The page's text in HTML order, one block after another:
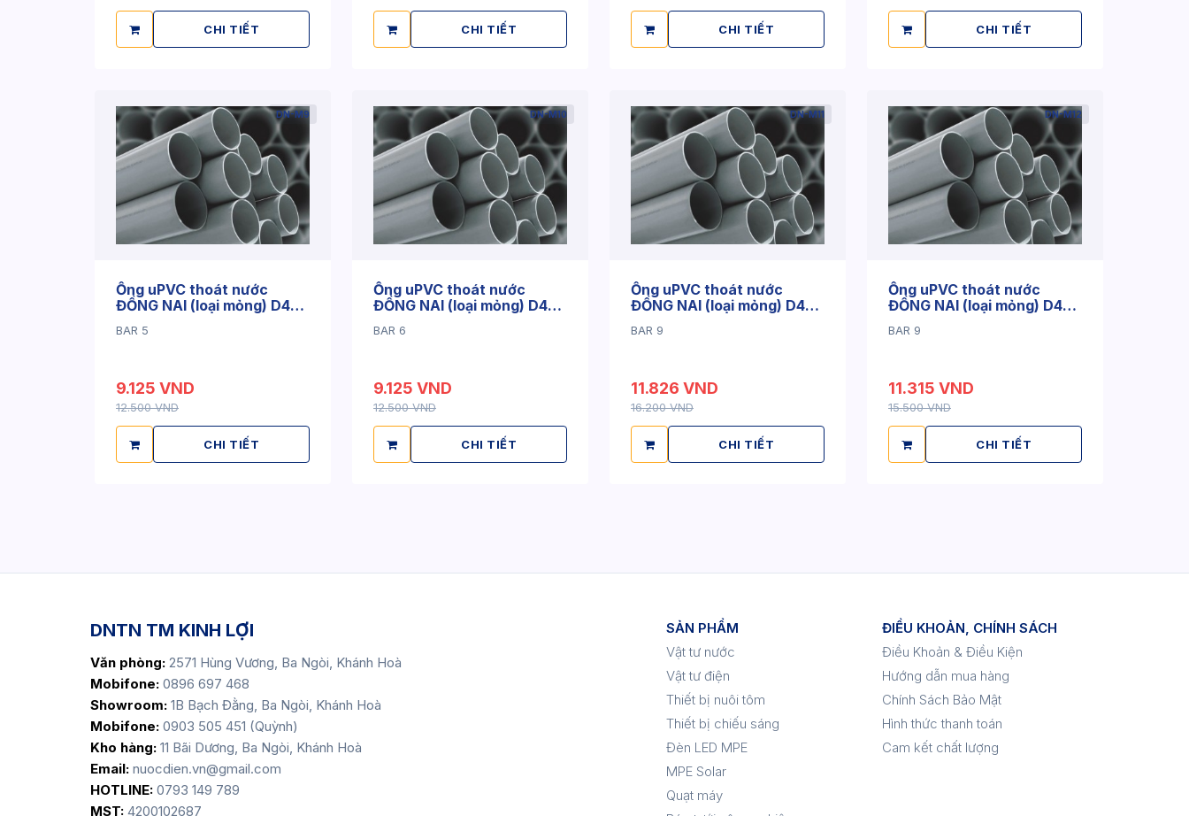
CHI TIẾT CHI TIẾT CHI TIẾT CHI TIẾT
DN-M9
Ống uPVC thoát nước
ĐỒNG NAI (loại mỏng) D42
BAR 5
9.125 VND
12.500 VND
CHI TIẾT
DN-M10
Ống uPVC thoát nước
ĐỒNG NAI (loại mỏng) D42
BAR 6
9.125 VND
12.500 VND
CHI TIẾT
DN-M11
Ống uPVC thoát nước
ĐỒNG NAI (loại mỏng) D42
BAR 9
11.826 VND
16.200 VND
CHI TIẾT
DN-M12
Ống uPVC thoát nước
ĐỒNG NAI (loại mỏng) D42
BAR 9
11.315 VND
15.500 VND
CHI TIẾT
DNTN TM KINH LỢI
Văn phòng: 2571 Hùng Vương, Ba Ngòi, Khánh Hoà
Mobifone: 0896 697 468
Showroom: 1B Bạch Đằng, Ba Ngòi, Khánh Hoà
Mobifone: 0903 505 451 (Quỳnh)
Kho hàng: 11 Bãi Dương, Ba Ngòi, Khánh Hoà
Email: nuocdien.vn@gmail.com
HOTLINE: 0793 149 789
MST: 4200102687
SẢN PHẨM
Vật tư nước
Vật tư điện
Thiết bị nuôi tôm
Thiết bị chiếu sáng
Đèn LED MPE
MPE Solar
Quạt máy
ĐIỀU KHOẢN, CHÍNH SÁCH
Điều Khoản & Điều Kiện
Hướng dẫn mua hàng
Chính Sách Bảo Mật
Hình thức thanh toán
Cam kết chất lượng